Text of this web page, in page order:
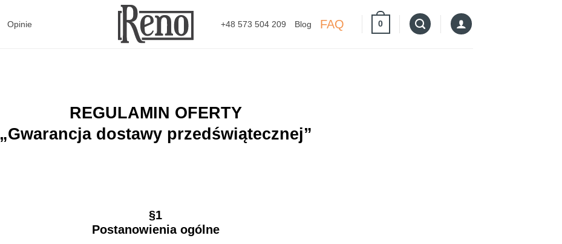
Opinie +48 573 504 209 Blog FAQ 0
REGULAMIN OFERTY
„Gwarancja dostawy przedświątecznej”
§1
Postanowienia ogólne